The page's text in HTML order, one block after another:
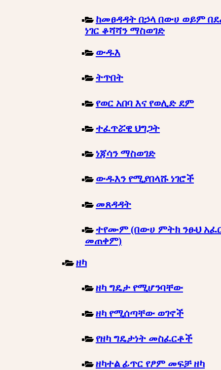
ከመፀዳዳት በኃላ በውሀ ወይም
ነገር ቆሻሻን ማስወገድ
ውዱእ
ትጥበት
የወር አበባ እና የወሊድ ደም
ተፈጥሯዊ ህግጋት
ነጃሳን ማስወገድ
ውዱእን የሚያበላሹ ነገሮች
መጸዳዳት
ተየሙም (በውሀ ምትክ ንፁህ
መጠቀም)
ዘካ
ዘካ ግዴታ የሚሆንባቸው
ዘካ የሚሰጣቸው ወገኖች
የዘካ ግዴታነት መስፈርቶች
ዘካተል ፊጥር የፆም መፍቻ ዘካ